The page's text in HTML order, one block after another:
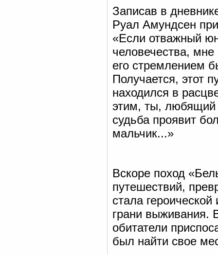
Записав в
Руал Амундсен
«Если отважный
человечества,
его стремлением
Получается, этот
находился в
этим, ты, любящий
судьба проявит
мальчик...»
Вскоре поход
путешествий,
стала
грани выживания.
обитатели
был найти свое